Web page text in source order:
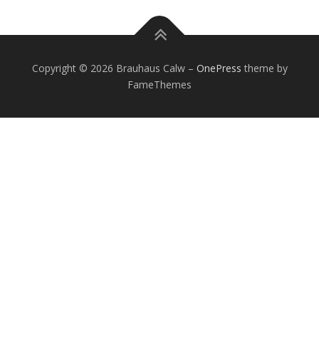
Copyright © 2026 Brauhaus Calw– OnePress theme by
FameThemes